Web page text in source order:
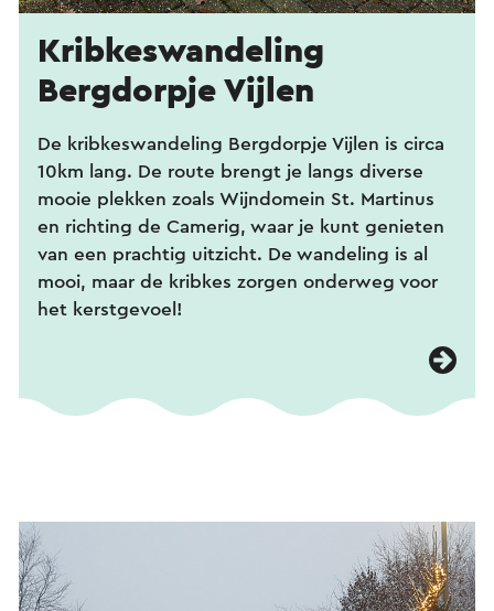
Kribkes­wandeling
Bergdorpje Vijlen
De kribkeswandeling Bergdorpje Vijlen is circa
10km lang. De route brengt je langs diverse
mooie plekken zoals Wijndomein St. Martinus
en richting de Camerig, waar je kunt genieten
van een prachtig uitzicht. De wandeling is al
mooi, maar de kribkes zorgen onderweg voor
het kerstgevoel!